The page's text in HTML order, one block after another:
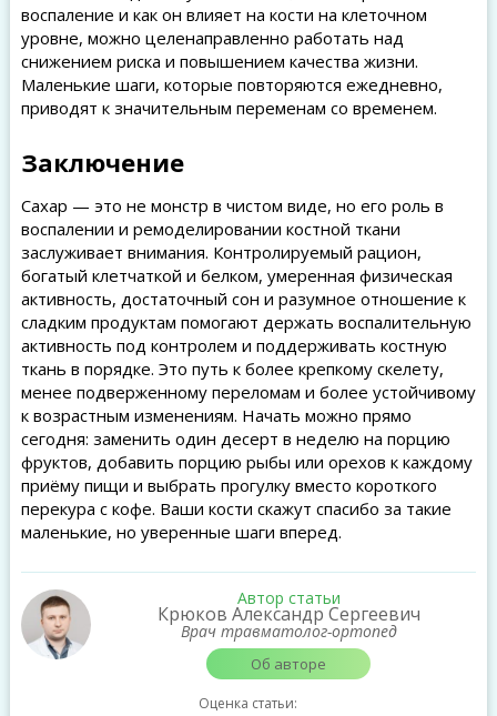
воспаление и как он влияет на кости на клеточном
уровне, можно целенаправленно работать над
снижением риска и повышением качества жизни.
Маленькие шаги, которые повторяются ежедневно,
приводят к значительным переменам со временем.
Заключение
Сахар — это не монстр в чистом виде, но его роль в
воспалении и ремоделировании костной ткани
заслуживает внимания. Контролируемый рацион,
богатый клетчаткой и белком, умеренная физическая
активность, достаточный сон и разумное отношение к
сладким продуктам помогают держать воспалительную
активность под контролем и поддерживать костную
ткань в порядке. Это путь к более крепкому скелету,
менее подверженному переломам и более устойчивому
к возрастным изменениям. Начать можно прямо
сегодня: заменить один десерт в неделю на порцию
фруктов, добавить порцию рыбы или орехов к каждому
приёму пищи и выбрать прогулку вместо короткого
перекура с кофе. Ваши кости скажут спасибо за такие
маленькие, но уверенные шаги вперед.
Автор статьи
Крюков Александр Сергеевич
Врач травматолог-ортопед
Об авторе
Оценка статьи: